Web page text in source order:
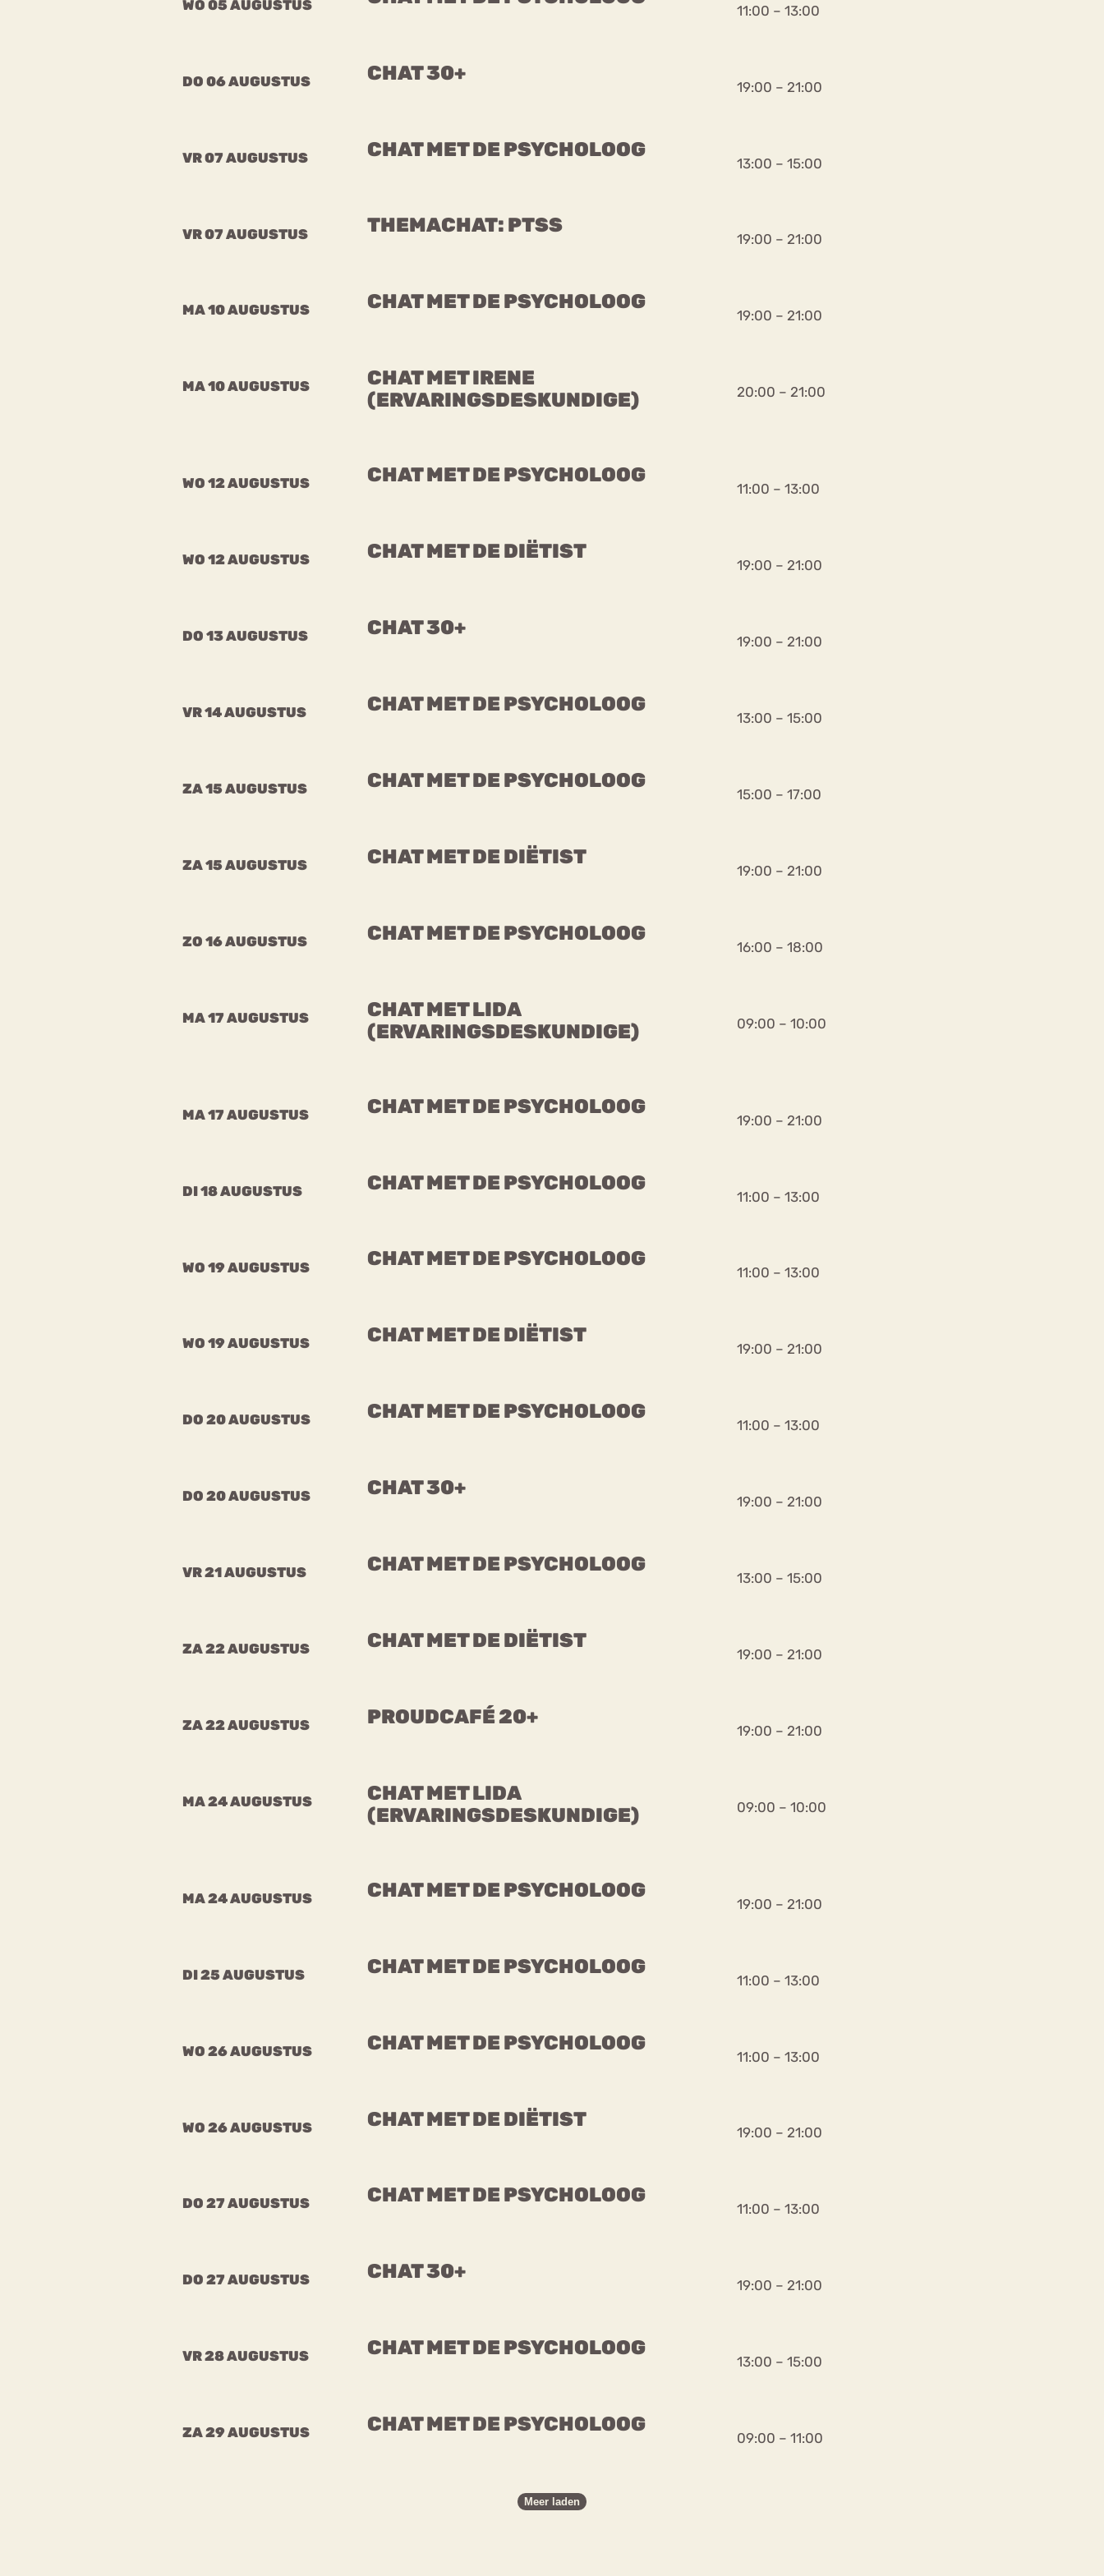
WO 05 AUGUSTUS 11:00 – 13:00
DO 06 AUGUSTUS CHAT 30+
19:00 – 21:00
VR 07 AUGUSTUS CHAT MET DE PSYCHOLOOG
13:00 – 15:00
VR 07 AUGUSTUS THEMACHAT: PTSS
19:00 – 21:00
MA 10 AUGUSTUS CHAT MET DE PSYCHOLOOG
19:00 – 21:00
MA 10 AUGUSTUS
CHAT MET IRENE
(ERVARINGSDESKUNDIGE)
20:00 – 21:00
WO 12 AUGUSTUS CHAT MET DE PSYCHOLOOG
11:00 – 13:00
WO 12 AUGUSTUS CHAT MET DE DIËTIST
19:00 – 21:00
DO 13 AUGUSTUS CHAT 30+
19:00 – 21:00
VR 14 AUGUSTUS CHAT MET DE PSYCHOLOOG
13:00 – 15:00
ZA 15 AUGUSTUS CHAT MET DE PSYCHOLOOG
15:00 – 17:00
ZA 15 AUGUSTUS CHAT MET DE DIËTIST
19:00 – 21:00
ZO 16 AUGUSTUS CHAT MET DE PSYCHOLOOG
16:00 – 18:00
MA 17 AUGUSTUS
CHAT MET LIDA
(ERVARINGSDESKUNDIGE)
09:00 – 10:00
MA 17 AUGUSTUS CHAT MET DE PSYCHOLOOG
19:00 – 21:00
DI 18 AUGUSTUS CHAT MET DE PSYCHOLOOG
11:00 – 13:00
WO 19 AUGUSTUS CHAT MET DE PSYCHOLOOG
11:00 – 13:00
WO 19 AUGUSTUS CHAT MET DE DIËTIST
19:00 – 21:00
DO 20 AUGUSTUS CHAT MET DE PSYCHOLOOG
11:00 – 13:00
DO 20 AUGUSTUS CHAT 30+
19:00 – 21:00
VR 21 AUGUSTUS CHAT MET DE PSYCHOLOOG
13:00 – 15:00
ZA 22 AUGUSTUS CHAT MET DE DIËTIST
19:00 – 21:00
ZA 22 AUGUSTUS PROUDCAFÉ 20+
19:00 – 21:00
MA 24 AUGUSTUS
CHAT MET LIDA
(ERVARINGSDESKUNDIGE)
09:00 – 10:00
MA 24 AUGUSTUS CHAT MET DE PSYCHOLOOG
19:00 – 21:00
DI 25 AUGUSTUS CHAT MET DE PSYCHOLOOG
11:00 – 13:00
WO 26 AUGUSTUS CHAT MET DE PSYCHOLOOG
11:00 – 13:00
WO 26 AUGUSTUS CHAT MET DE DIËTIST
19:00 – 21:00
DO 27 AUGUSTUS CHAT MET DE PSYCHOLOOG
11:00 – 13:00
DO 27 AUGUSTUS CHAT 30+
19:00 – 21:00
VR 28 AUGUSTUS CHAT MET DE PSYCHOLOOG
13:00 – 15:00
ZA 29 AUGUSTUS CHAT MET DE PSYCHOLOOG
09:00 – 11:00
Meer laden
Chat
VEEL GEZOCHTE TERMEN
Eetstoornis Anorexia Nervosa Eetbuien